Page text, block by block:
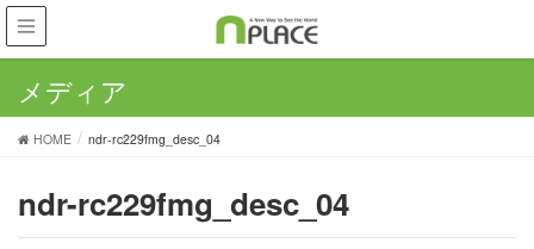
メディア
HOME ndr-rc229fmg_desc_04
ndr-rc229fmg_desc_04